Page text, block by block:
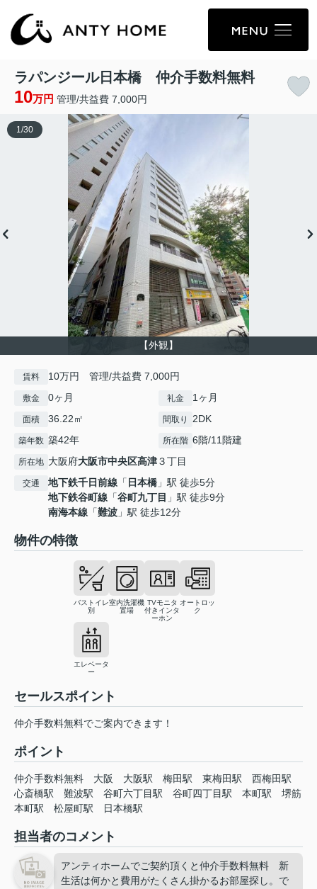
ラパンジール日本橋 仲介手数料無料
10万円 管理/共益費 7,000円
【外観】
1 /30
賃料 10万円 管理/共益費 7,000円
敷金 0ヶ月 礼金 1ヶ月
面積 36.22㎡ 間取り 2DK
築年数 築42年 所在階 6階/11階建
所在地 大阪府大阪市中央区高津３丁目
交通 地下鉄千日前線 「 日本橋 」駅 徒歩5分
地下鉄谷町線 「谷町九丁目 」駅 徒歩9分
南海本線 「難波 」駅 徒歩12分
物件の特徴
バストイレ
別
室内洗濯機
置場
TVモニタ
付きインタ
ーホン
オートロッ
ク
エレベータ
ー
セールスポイント
仲介手数料無料でご案内できます！
ポイント
仲介手数料無料 大阪 大阪駅 梅田駅 東梅田駅
西梅田駅
心斎橋駅
難波駅 谷町六丁目駅 谷町四丁目駅 本町駅
堺筋
本町駅
松屋町駅 日本橋駅
担当者のコメント
アンティホームでご契約頂くと仲介手数料無料 新
生活は何かと費用がたくさん掛かるお部屋探し。で